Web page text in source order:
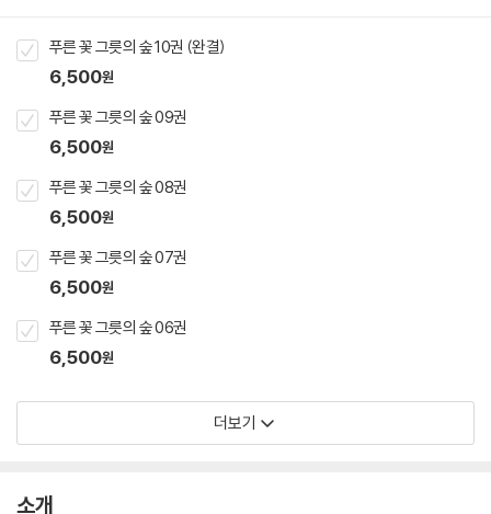
푸른 꽃 그릇의 숲 10권 (완결)
6,500원
푸른 꽃 그릇의 숲 09권
6,500원
푸른 꽃 그릇의 숲 08권
6,500원
푸른 꽃 그릇의 숲 07권
6,500원
푸른 꽃 그릇의 숲 06권
6,500원
더보기
소개